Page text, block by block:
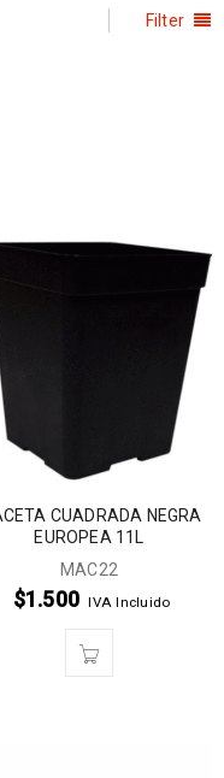
Filter
CUADRADA NEGRA
EUROPEA 11L
MAC22
$1.500 IVA Incluido